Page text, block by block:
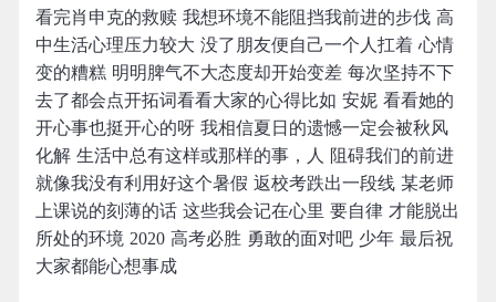
看完肖申克的救赎 我想环境不能阻挡我前进的步伐 高
中生活心理压力较大 没了朋友便自己一个人扛着 心情
变的糟糕 明明脾气不大态度却开始变差 每次坚持不下
去了都会点开拓词看看大家的心得比如 安妮 看看她的
开心事也挺开心的呀 我相信夏日的遗憾一定会被秋风
化解 生活中总有这样或那样的事，人 阻碍我们的前进
就像我没有利用好这个暑假 返校考跌出一段线 某老师
上课说的刻薄的话 这些我会记在心里 要自律 才能脱出
所处的环境 2020 高考必胜 勇敢的面对吧 少年 最后祝
大家都能心想事成